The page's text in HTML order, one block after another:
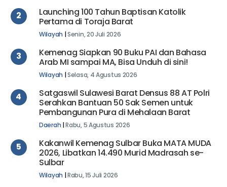
2
Launching 100 Tahun Baptisan Katolik
Pertama di Toraja Barat
Wilayah |Senin, 20 Juli 2026
3
Kemenag Siapkan 90 Buku PAI dan Bahasa
Arab MI sampai MA, Bisa Unduh di sini!
Wilayah |Selasa, 4 Agustus 2026
4
Satgaswil Sulawesi Barat Densus 88 AT Polri
Serahkan Bantuan 50 Sak Semen untuk
Pembangunan Pura di Mehalaan Barat
Daerah |Rabu, 5 Agustus 2026
5
Kakanwil Kemenag Sulbar Buka MATA MUDA
2026, Libatkan 14.490 Murid Madrasah se-
Sulbar
Wilayah |Rabu, 15 Juli 2026